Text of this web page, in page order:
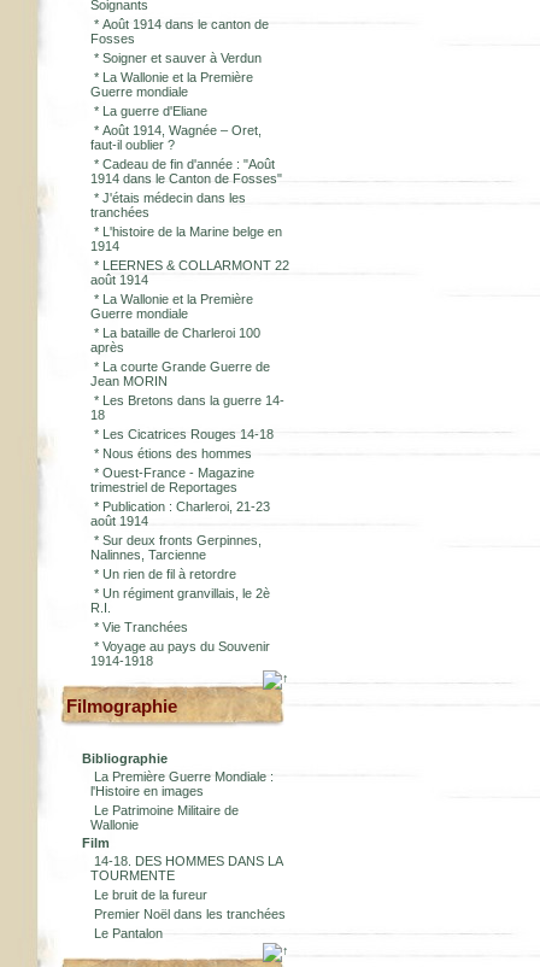
Soignants
* Août 1914 dans le canton de
Fosses
* Soigner et sauver à Verdun
* La Wallonie et la Première
Guerre mondiale
* La guerre d'Eliane
* Août 1914, Wagnée – Oret,
faut-il oublier ?
* Cadeau de fin d'année : "Août
1914 dans le Canton de Fosses"
* J'étais médecin dans les
tranchées
* L'histoire de la Marine belge en
1914
* LEERNES & COLLARMONT 22
août 1914
* La Wallonie et la Première
Guerre mondiale
* La bataille de Charleroi 100
après
* La courte Grande Guerre de
Jean MORIN
* Les Bretons dans la guerre 14-
18
* Les Cicatrices Rouges 14-18
* Nous étions des hommes
* Ouest-France - Magazine
trimestriel de Reportages
* Publication : Charleroi, 21-23
août 1914
* Sur deux fronts Gerpinnes,
Nalinnes, Tarcienne
* Un rien de fil à retordre
* Un régiment granvillais, le 2è
R.I.
* Vie Tranchées
* Voyage au pays du Souvenir
1914-1918
Filmographie
Bibliographie
La Première Guerre Mondiale :
l'Histoire en images
Le Patrimoine Militaire de
Wallonie
Film
14-18. DES HOMMES DANS LA
TOURMENTE
Le bruit de la fureur
Premier Noël dans les tranchées
Le Pantalon